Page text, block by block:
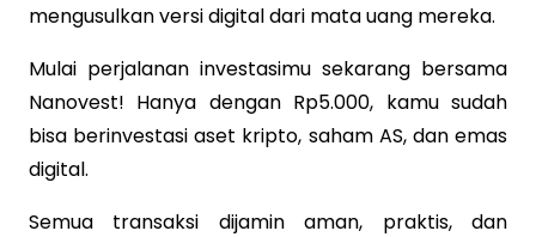
mengusulkan versi digital dari mata uang mereka.
Mulai perjalanan investasimu sekarang bersama
Nanovest! Hanya dengan Rp5.000, kamu sudah
bisa berinvestasi aset kripto, saham AS, dan emas
digital.
Semua transaksi dijamin aman, praktis, dan